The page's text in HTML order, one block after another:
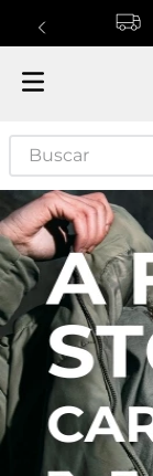
Buscar